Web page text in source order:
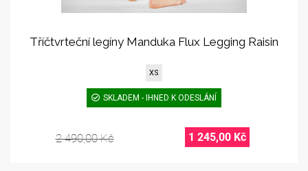
Tříčtvrteční legíny Manduka Flux Legging Raisin
XS
SKLADEM - IHNED K ODESLÁNÍ
2 490,00 Kč 1 245,00 Kč